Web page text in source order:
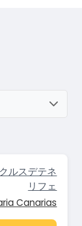
ルスデテネ
リフェ
Canarias